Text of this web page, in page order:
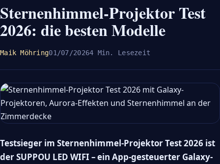
Sternenhimmel-Projektor Test
2026: die besten Modelle
Maik Möhring01/07/20264 Min. Lesezeit
Testsieger im Sternenhimmel-Projektor Test 2026 ist
der SUPPOU LED WIFI – ein App-gesteuerter Galaxy-